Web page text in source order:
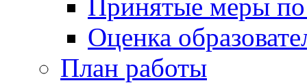
Принятые меры
Оценка
План работы